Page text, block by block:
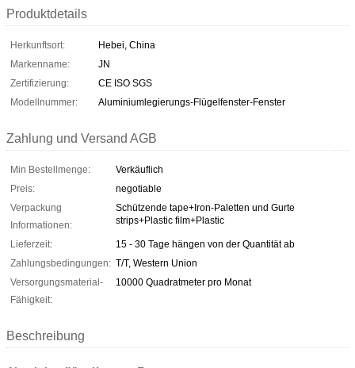
Produktdetails
Herkunftsort:
Hebei, China
Markenname:
JN
Zertifizierung:
CE ISO SGS
Modellnummer:
Aluminiumlegierungs-Flügelfenster-Fenster
Zahlung und Versand AGB
Min Bestellmenge:
Verkäuflich
Preis:
negotiable
Verpackung
Informationen:
Schützende tape+Iron-Paletten und Gurte
strips+Plastic film+Plastic
Lieferzeit:
15 - 30 Tage hängen von der Quantität ab
Zahlungsbedingungen: T/T, Western Union
Versorgungsmaterial-
Fähigkeit:
10000 Quadratmeter pro Monat
Beschreibung